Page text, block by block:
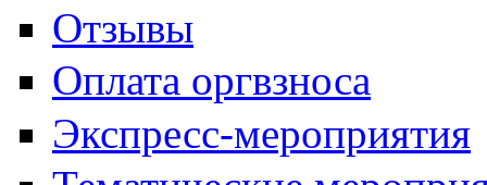
Отзывы
Оплата оргвзноса
Экспресс-мероприятия